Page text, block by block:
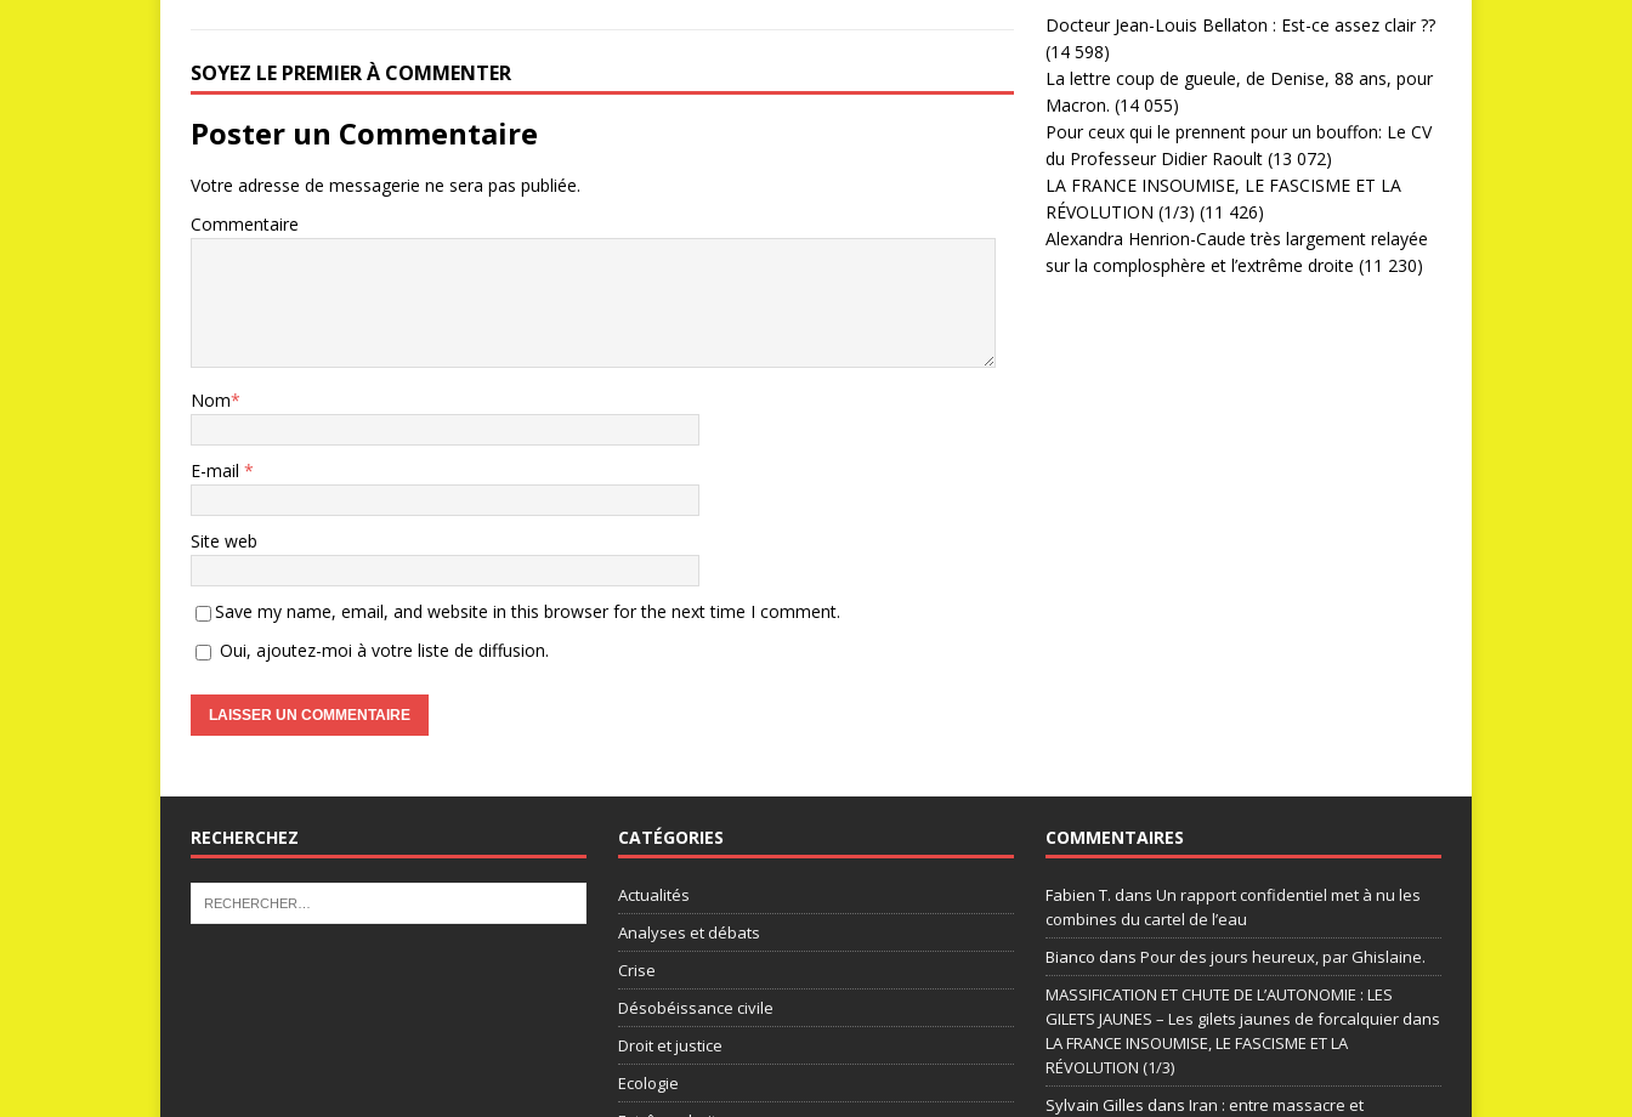
SOYEZ LE PREMIER À COMMENTER
Poster un Commentaire
Votre adresse de messagerie ne sera pas publiée.
Commentaire
Nom*
E-mail *
Site web
Save my name, email, and website in this browser for the next time I comment.
Oui, ajoutez-moi à votre liste de diffusion.
Docteur Jean-Louis Bellaton : Est-ce assez clair ??
(14 598)
La lettre coup de gueule, de Denise, 88 ans, pour
Macron. (14 055)
Pour ceux qui le prennent pour un bouffon: Le CV
du Professeur Didier Raoult (13 072)
LA FRANCE INSOUMISE, LE FASCISME ET LA
RÉVOLUTION (1/3) (11 426)
Alexandra Henrion-Caude très largement relayée
sur la complosphère et l’extrême droite (11 230)
RECHERCHEZ CATÉGORIES
Actualités
Analyses et débats
Crise
Désobéissance civile
Droit et justice
Ecologie
COMMENTAIRES
Fabien T. dans Un rapport confidentiel met à nu les
combines du cartel de l’eau
Bianco dans Pour des jours heureux, par Ghislaine.
MASSIFICATION ET CHUTE DE L’AUTONOMIE : LES
GILETS JAUNES – Les gilets jaunes de forcalquierdans
LA FRANCE INSOUMISE, LE FASCISME ET LA
RÉVOLUTION (1/3)
Sylvain Gilles dans Iran : entre massacre et